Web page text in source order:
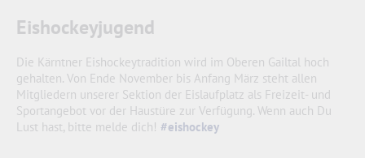
Eishockeyjugend
Die Kärntner Eishockeytradition wird im Oberen Gailtal hoch
gehalten. Von Ende November bis Anfang März steht allen
Mitgliedern unserer Sektion der Eislaufplatz als Freizeit- und
Sportangebot vor der Haustüre zur Verfügung. Wenn auch Du
Lust hast, bitte melde dich! #eishockey